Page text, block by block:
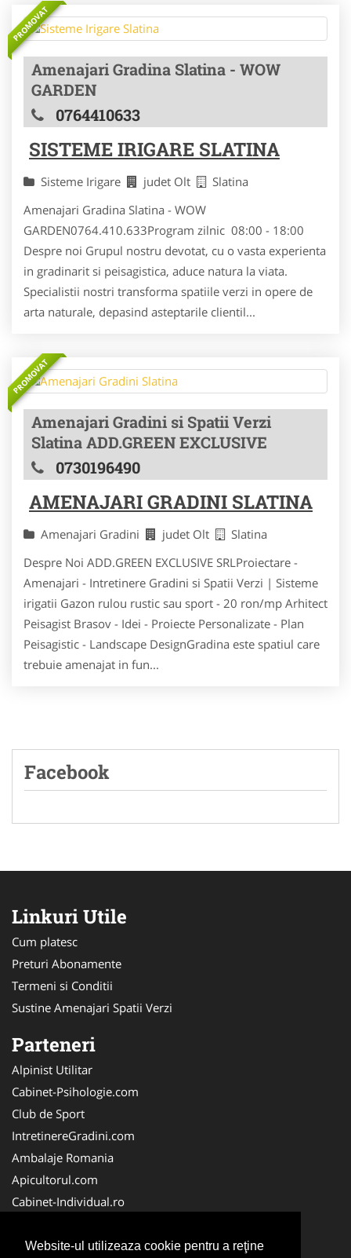
Website-ul utilizeaza cookie pentru a reţine
PROMOVAT
Amenajari Gradina Slatina - WOW
GARDEN
0764410633
SISTEME IRIGARE SLATINA
Sisteme Irigare judet Olt
Slatina
Amenajari Gradina Slatina - WOW
GARDEN0764.410.633Program zilnic 08:00 - 18:00
Despre noi Grupul nostru devotat, cu o vasta experienta
in gradinarit si peisagistica, aduce natura la viata.
Specialistii nostri transforma spatiile verzi in opere de
arta naturale, depasind asteptarile clientil...
PROMOVAT
Amenajari Gradini si Spatii Verzi
Slatina ADD.GREEN EXCLUSIVE
0730196490
AMENAJARI GRADINI SLATINA
Amenajari Gradini judet Olt
Slatina
Despre Noi ADD.GREEN EXCLUSIVE SRLProiectare -
Amenajari - Intretinere Gradini si Spatii Verzi | Sisteme
irigatii Gazon rulou rustic sau sport - 20 ron/mp Arhitect
Peisagist Brasov - Idei - Proiecte Personalizate - Plan
Peisagistic - Landscape DesignGradina este spatiul care
trebuie amenajat in fun...
Facebook
Linkuri Utile
Cum platesc
Preturi Abonamente
Termeni si Conditii
Sustine Amenajari Spatii Verzi
Parteneri
Alpinist Utilitar
Cabinet-Psihologie.com
Club de Sport
IntretinereGradini.com
Ambalaje Romania
Apicultorul.com
Cabinet-Individual.ro
FirmaDeratizare.ro